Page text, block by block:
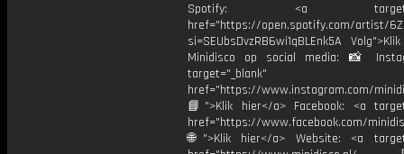
Spotify: <a
href="https://open.spotify.com/artist/
si=SEUbsDvzRB6wi1qBLEnk5A
Minidisco op social media: 📸
target="_blank"
href="https://www.instagram.com/
📘">Klik hier</a> Facebook: <a
href="https://www.facebook.com/
🌐">Klik hier</a> Website: <a